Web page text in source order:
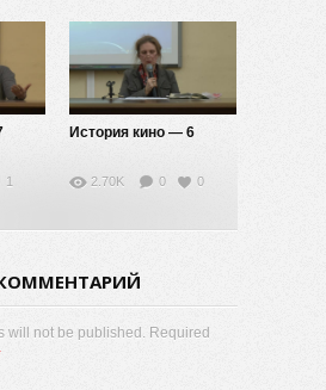
1
История кино — 6
2.70K 0 0
will not be published. Required